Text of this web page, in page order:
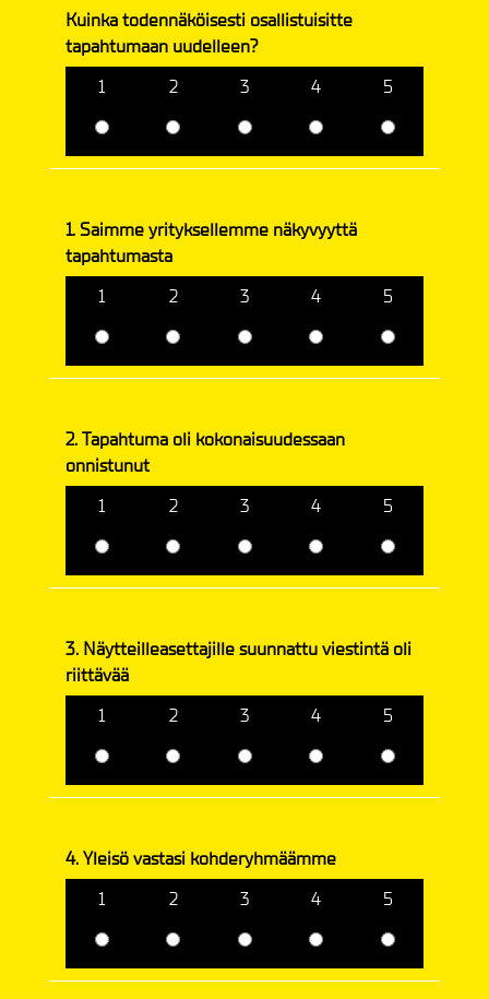
Kuinka todennäköisesti osallistuisitte
tapahtumaan uudelleen?
1
2 3 4 5
1. Saimme yrityksellemme näkyvyyttä
tapahtumasta
1
2 3 4 5
2. Tapahtuma oli kokonaisuudessaan
onnistunut
1
2 3 4 5
3. Näytteilleasettajille suunnattu viestintä oli
riittävää
1
2 3 4 5
4. Yleisö vastasi kohderyhmäämme
1
2 3 4 5